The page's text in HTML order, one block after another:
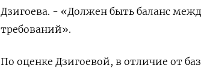
Дзигоева. - «Должен быть баланс
требований».
По оценке Дзигоевой, в отличие от